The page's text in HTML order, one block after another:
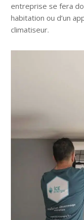
entreprise se fera
habitation ou d’un
climatiseur.